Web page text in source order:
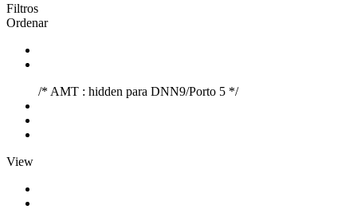
Filtros
Ordenar
/* AMT : hidden para DNN9/Porto 5 */
View